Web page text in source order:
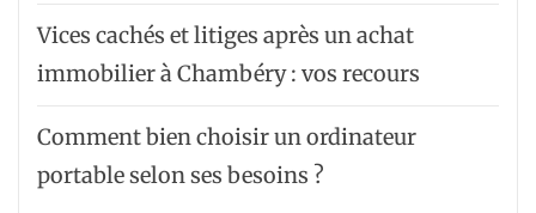
Vices cachés et litiges après un achat
immobilier à Chambéry : vos recours
Comment bien choisir un ordinateur
portable selon ses besoins ?